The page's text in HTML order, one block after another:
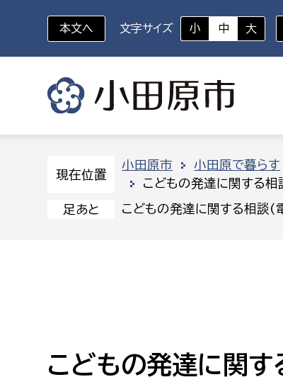
いざというときに
休日救急外来
対象者を選択
新生児・乳幼児
若者
組織から探す
本文へ 文字サイズ 小 中 大
現在位置
小田原市 小田原で暮らす
こどもの発達に関す
足あと こどもの発達に関する相
こどもの発達に関